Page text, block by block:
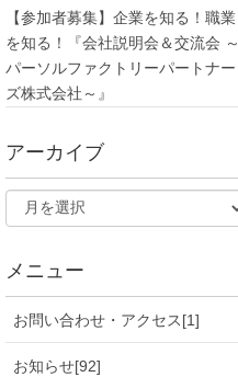
【参加者募集】企業を知る！職業
を知る！『会社説明会＆交流会 ～
パーソルファクトリーパートナー
ズ株式会社～』
アーカイブ
メニュー
お問い合わせ・アクセス[1]
お知らせ[92]